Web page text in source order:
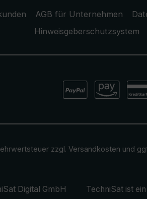
AGB für Unternehmen
Hinweisgeberschutzsystem
zzgl. Versandkosten und
Digital GmbH TechniSat ist